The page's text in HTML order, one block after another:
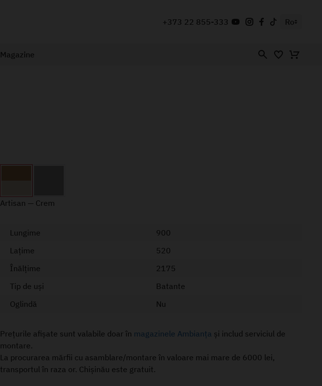
+373 22 855-333 Ro
Magazine
Artisan — Crem
Lungime
900
Lațime
520
Înălțime
2175
Tip de uși
Batante
Oglindă
Nu
Prețurile afișate sunt valabile doar în magazinele Ambianța și includ serviciul de
montare.
La procurarea mărfii cu asamblare/montare în valoare mai mare de 6000 lei,
transportul în raza or. Chișinău este gratuit.